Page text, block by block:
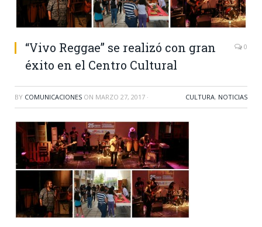
“Vivo Reggae” se realizó con gran
éxito en el Centro Cultural
0
BY COMUNICACIONES ON MARZO 27, 2017 · CULTURA, NOTICIAS